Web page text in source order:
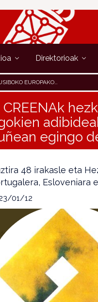
Direktorioak
18AN IRUÑEAN EGINGO DEN AZTERKETA-JARDUNALDI BATEAN
CREENAk
egingo
48 irakasle eta
Esloveniara
01/12